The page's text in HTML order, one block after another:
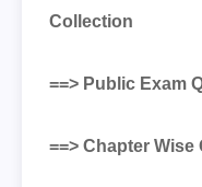
Collection
==> Public Exam
==> Chapter